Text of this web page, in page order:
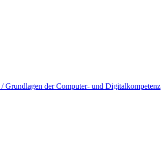
/ Grundlagen der Computer- und Digitalkompetenz